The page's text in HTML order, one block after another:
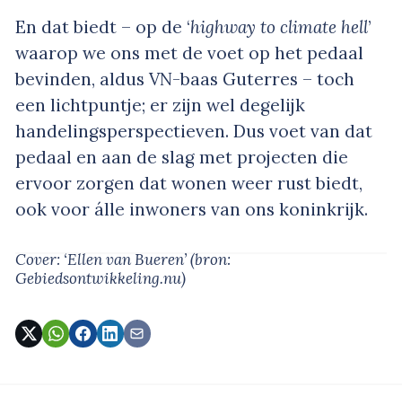
En dat biedt – op de ‘highway to climate hell’
waarop we ons met de voet op het pedaal
bevinden, aldus VN-baas Guterres – toch
een lichtpuntje; er zijn wel degelijk
handelingsperspectieven. Dus voet van dat
pedaal en aan de slag met projecten die
ervoor zorgen dat wonen weer rust biedt,
ook voor álle inwoners van ons koninkrijk.
Cover: ‘Ellen van Bueren’(bron:
Gebiedsontwikkeling.nu)